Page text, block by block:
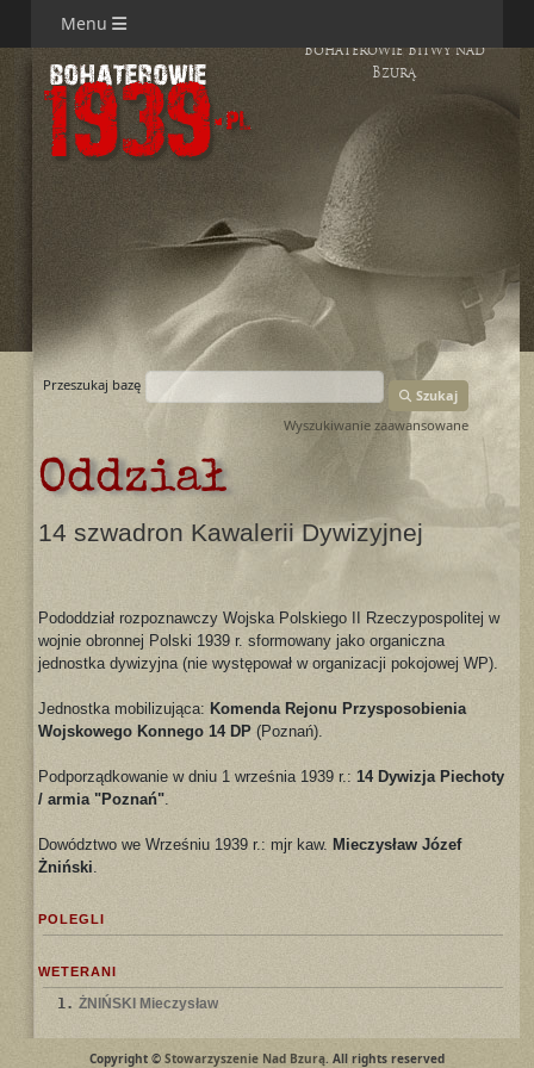
Menu
Bohaterowie Bitwy nad
Bzurą
Przeszukaj bazę
Szukaj
Wyszukiwanie zaawansowane
Oddział
14 szwadron Kawalerii Dywizyjnej
Pododdział rozpoznawczy Wojska Polskiego II Rzeczypospolitej w
wojnie obronnej Polski 1939 r. sformowany jako organiczna
jednostka dywizyjna (nie występował w organizacji pokojowej WP).
Jednostka mobilizująca: Komenda Rejonu Przysposobienia
Wojskowego Konnego 14 DP (Poznań).
Podporządkowanie w dniu 1 września 1939 r.: 14 Dywizja Piechoty
/ armia "Poznań".
Dowództwo we Wrześniu 1939 r.: mjr kaw. Mieczysław Józef
Żniński.
POLEGLI
WETERANI
1. ŻNIŃSKI Mieczysław
Copyright © Stowarzyszenie Nad Bzurą. All rights reserved